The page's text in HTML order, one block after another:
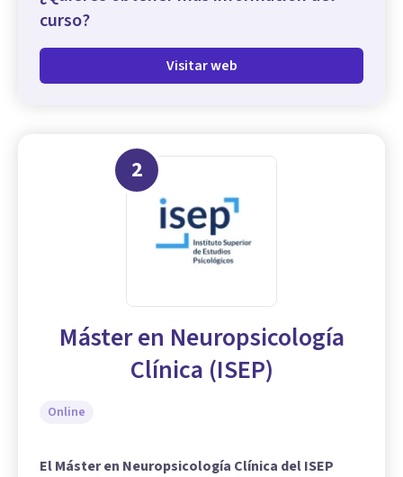
curso?
Visitar web
2
Máster en Neuropsicología
Clínica (ISEP)
Online
El Máster en Neuropsicología Clínica del ISEP